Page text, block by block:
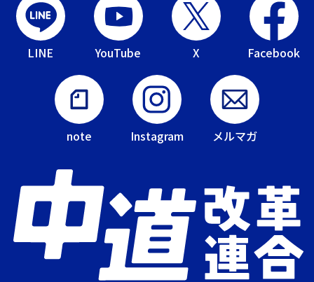
LINE YouTube X Facebook
note Instagram メルマガ